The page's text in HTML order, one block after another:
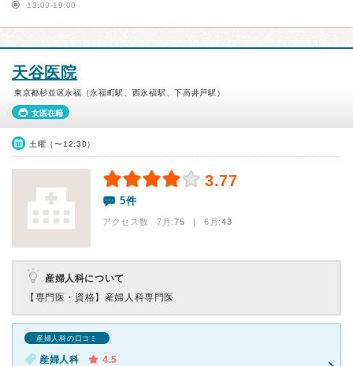
13:00-19:00
天谷医院
東京都杉並区永福（永福町駅、西永福駅、下高井戸駅）
女医在籍
土曜（〜12:30）
3.77
5件
アクセス数 7月:75 | 6月:43
産婦人科について
【専門医・資格】 産婦人科専門医
産婦人科の口コミ
産婦人科
4.5